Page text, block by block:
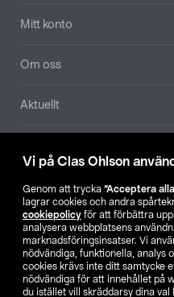
Vi på Clas Ohlson
Genom att trycka ”Acceptera
lagrar cookies och andra
cookiepolicy för att förbättra
analysera webbplatsens
marknadsföringsinsatser. Vi
nödvändiga, funktionella, analys
cookies krävs inte ditt samtycke
nödvändiga för att innehållet på
du istället vill skräddarsy dina val
Mitt konto
Om oss
Aktuellt
SE